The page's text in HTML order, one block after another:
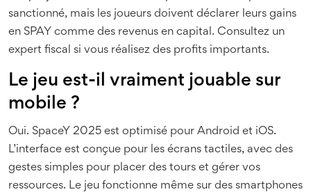
sanctionné, mais les joueurs doivent déclarer leurs gains
en SPAY comme des revenus en capital. Consultez un
expert fiscal si vous réalisez des profits importants.
Le jeu est-il vraiment jouable sur
mobile ?
Oui. SpaceY 2025 est optimisé pour Android et iOS.
L’interface est conçue pour les écrans tactiles, avec des
gestes simples pour placer des tours et gérer vos
ressources. Le jeu fonctionne même sur des smartphones